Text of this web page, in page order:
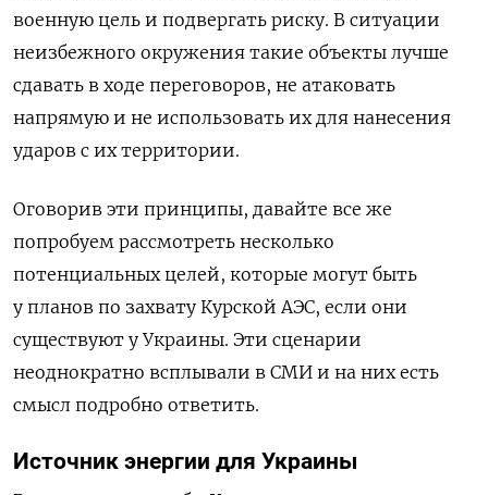
военную цель и подвергать риску. В ситуации
неизбежного окружения такие объекты лучше
сдавать в ходе переговоров, не атаковать
напрямую и не использовать их для нанесения
ударов с их территории.
Оговорив эти принципы, давайте все же
попробуем рассмотреть несколько
потенциальных целей, которые могут быть
у планов по захвату Курской АЭС, если они
существуют у Украины. Эти сценарии
неоднократно всплывали в СМИ и на них есть
смысл подробно ответить.
Источник энергии для Украины